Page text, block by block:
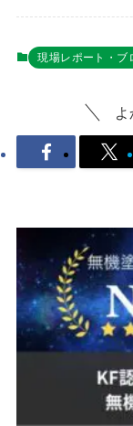
現場レポート・ブ